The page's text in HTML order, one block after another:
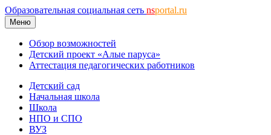
Образовательная социальная сеть nsportal.ru
Меню
Обзор возможностей
Детский проект «Алые паруса»
Аттестация педагогических работников
Детский сад
Начальная школа
Школа
НПО и СПО
ВУЗ